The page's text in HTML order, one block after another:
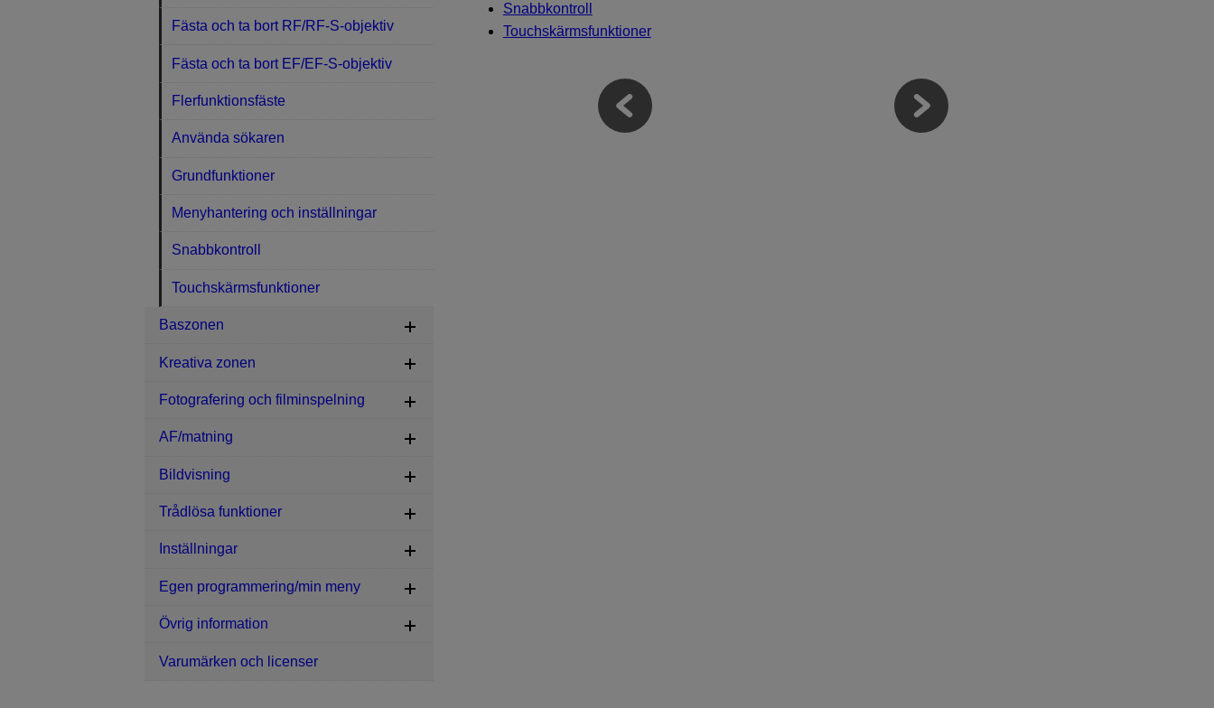
Snabbkontroll
Touchskärmsfunktioner
Fästa och ta bort RF/RF-S-objektiv
Fästa och ta bort EF/EF-S-objektiv
Flerfunktionsfäste
Använda sökaren
Grundfunktioner
Menyhantering och inställningar
Snabbkontroll
Touchskärmsfunktioner
Baszonen
Kreativa zonen
Fotografering och filminspelning
AF/matning
Bildvisning
Trådlösa funktioner
Inställningar
Egen programmering/min meny
Övrig information
Varumärken och licenser